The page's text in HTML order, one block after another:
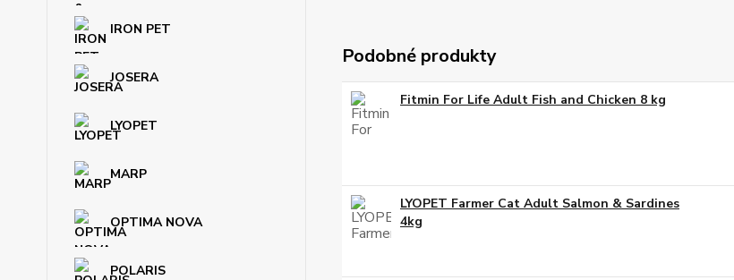
IRON PET
JOSERA
LYOPET
MARP
OPTIMA NOVA
POLARIS
Podobné produkty
Fitmin For Life Adult Fish and Chicken 8 kg
LYOPET Farmer Cat Adult Salmon & Sardines
4kg